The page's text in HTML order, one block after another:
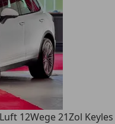
12Wege 21Zol Keyles